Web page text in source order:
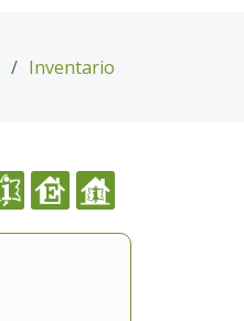
Inventario